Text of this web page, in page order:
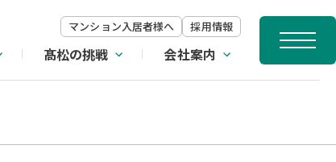
マンション入居者様へ 採用情報
髙松の挑戦 会社案内